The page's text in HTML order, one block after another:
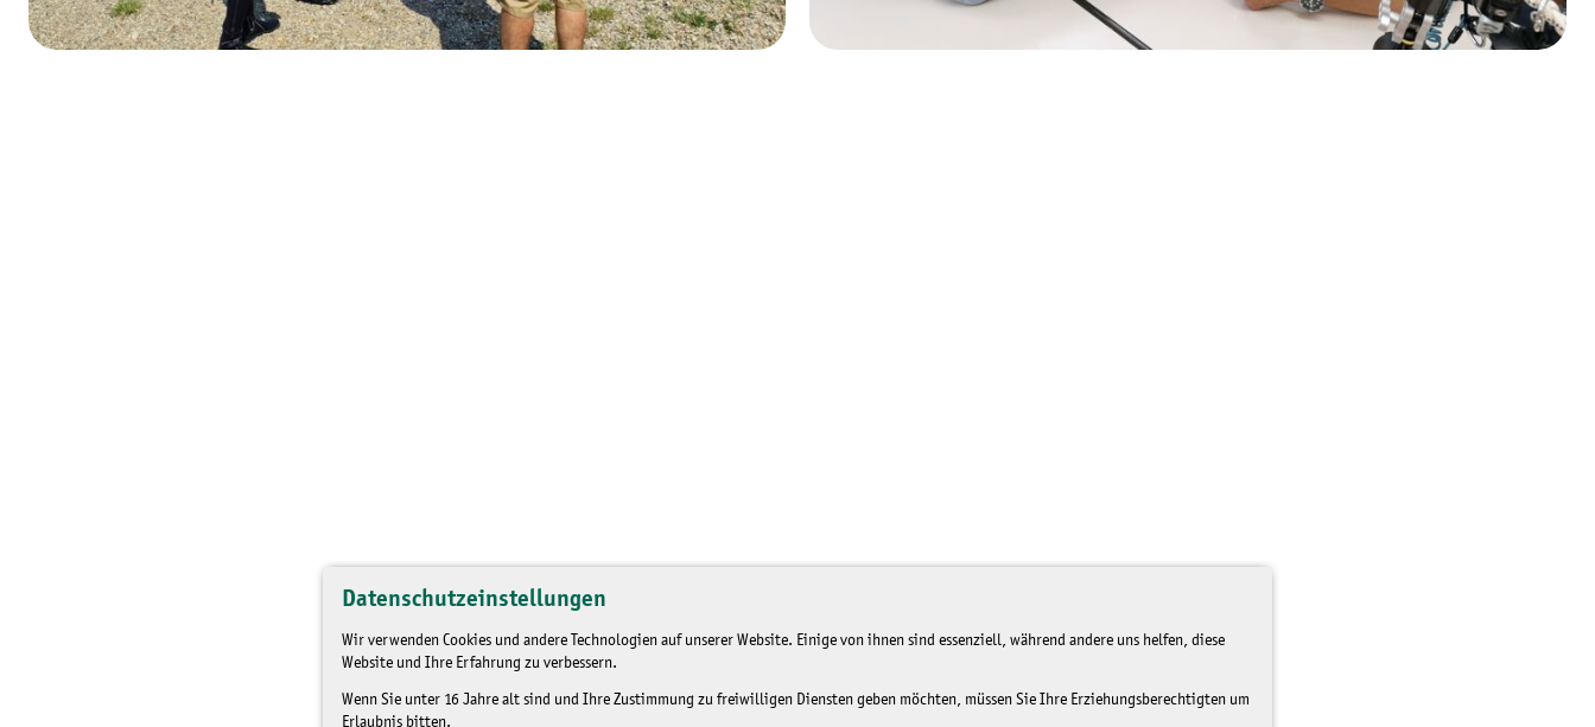
Datenschutzeinstellungen
Wir verwenden Cookies und andere Technologien auf unserer Website. Einige von ihnen sind essenziell, während andere uns helfen, diese
Website und Ihre Erfahrung zu verbessern.
Wenn Sie unter 16 Jahre alt sind und Ihre Zustimmung zu freiwilligen Diensten geben möchten, müssen Sie Ihre Erziehungsberechtigten um
Erlaubnis bitten.